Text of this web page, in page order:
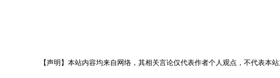
【声明】本站内容均来自网络，其相关言论仅代表作者个人观点，不代表本